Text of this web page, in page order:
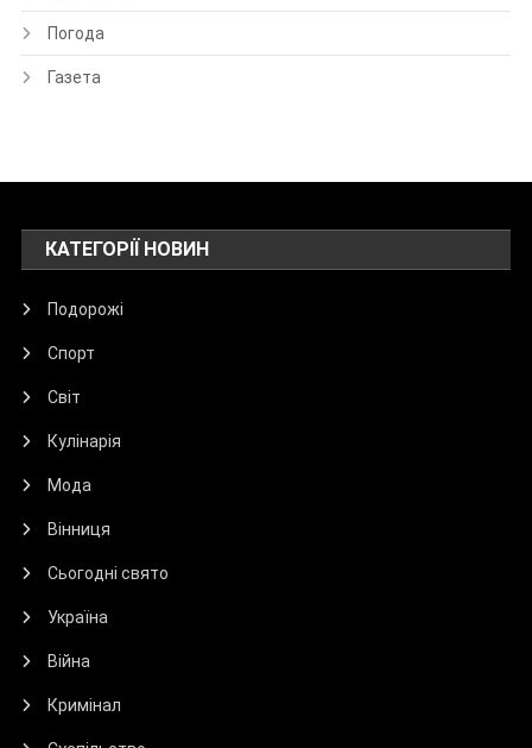
Погода
Газета
КАТЕГОРІЇ НОВИН
Подорожі
Спорт
Світ
Кулінарія
Мода
Вінниця
Сьогодні свято
Україна
Війна
Кримінал